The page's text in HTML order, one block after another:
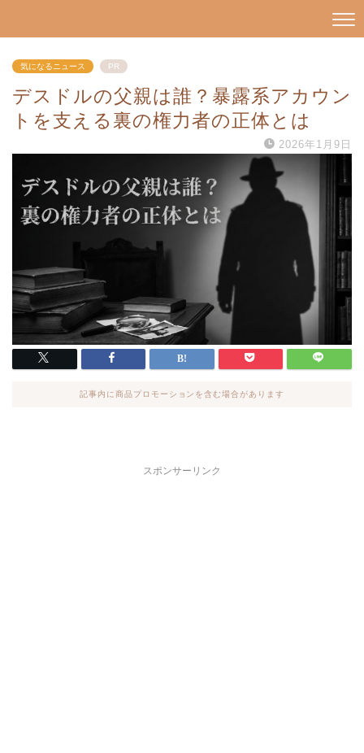
気になるニュース PR
デスドルの父親は誰？暴露系アカウン
トを支える裏の権力者の正体とは
2026年1月9日
記事内に商品プロモーションを含む場合があります
スポンサーリンク